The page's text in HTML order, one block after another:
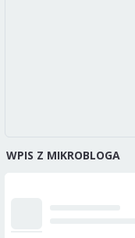
WPIS Z MIKROBLOGA